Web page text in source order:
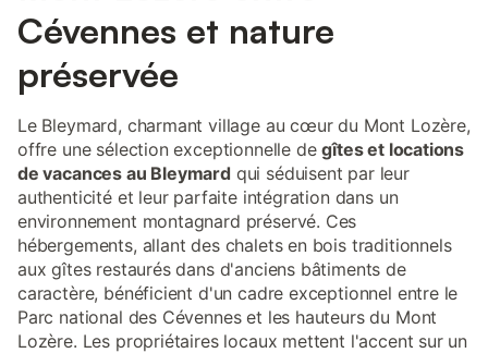
disposition. Possibilité de local vélo, moto, quad et local matériel
de pêche. Les animaux ne sont pas admis.
Cévennes et nature
préservée
Le Bleymard, charmant village au cœur du Mont Lozère,
offre une sélection exceptionnelle degîtes et locations
de vacances au Bleymardqui séduisent par leur
authenticité et leur parfaite intégration dans un
environnement montagnard préservé. Ces
hébergements, allant des chalets en bois traditionnels
aux gîtes restaurés dans d'anciens bâtiments de
caractère, bénéficient d'un cadre exceptionnel entre le
Parc national des Cévennes et les hauteurs du Mont
Lozère. Les propriétaires locaux mettent l'accent sur un